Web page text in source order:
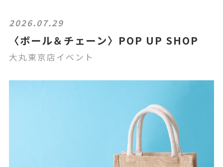
2026.07.29
〈ボール＆チェーン〉POP UP SHOP
大丸東京店イベント